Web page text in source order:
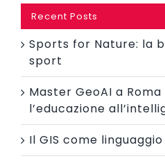
Recent Posts
Sports for Nature: la
sport
Master GeoAI a
l’educazione
Il GIS come